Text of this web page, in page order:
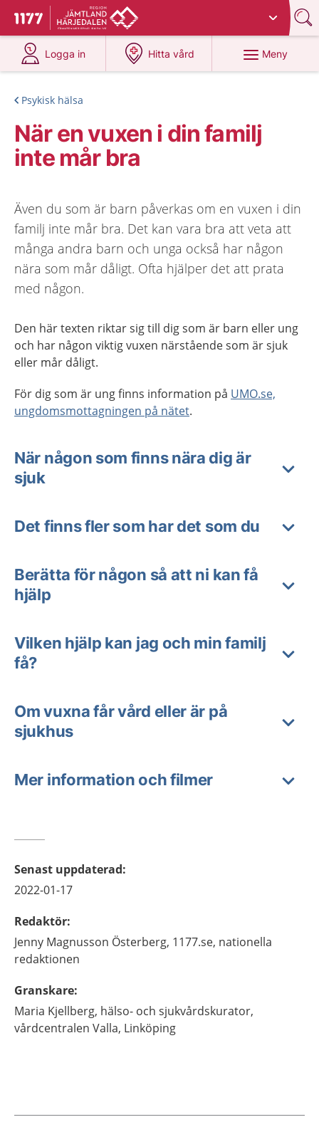
Till startsidan för 1177
Du har valt region
Logga in
på 1177.se
Hitta vård
på 1177.se
Meny
Psykisk hälsa
När en vuxen i din familj
inte mår bra
Även du som är barn påverkas om en vuxen i din
familj inte mår bra. Det kan vara bra att veta att
många andra barn och unga också har någon
nära som mår dåligt. Ofta hjälper det att prata
med någon.
Den här texten riktar sig till dig som är barn eller ung
och har någon viktig vuxen närstående som är sjuk
eller mår dåligt.
För dig som är ung finns information på UMO.se,
ungdomsmottagningen på nätet.
När någon som finns nära dig är
sjuk
Det finns fler som har det som du
Berätta för någon så att ni kan få
hjälp
Vilken hjälp kan jag och min familj
få?
Om vuxna får vård eller är på
sjukhus
Mer information och filmer
Senast uppdaterad:
2022-01-17
Redaktör:
Jenny Magnusson Österberg, 1177.se, nationella
redaktionen
Granskare:
Maria Kjellberg, hälso- och sjukvårdskurator,
vårdcentralen Valla, Linköping